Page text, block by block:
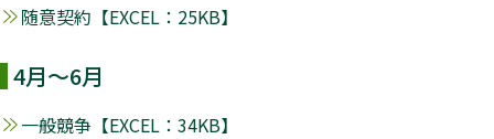
随意契約【EXCEL：25KB】
4月～6月
一般競争【EXCEL：34KB】